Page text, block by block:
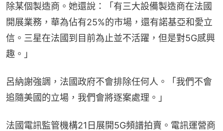
除某個製造商。她還說：「有三大設備製造商在法國
開展業務，華為佔有25%的市場，還有諾基亞和愛立
信。三星在法國到目前為止並不活躍，但是對5G感興
趣。」
呂納謝強調，法國政府不會排除任何人。「我們不會
追隨美國的立場，我們會將逐案處理。」
法國電訊監管機構21日展開5G頻譜拍賣。電訊運營商